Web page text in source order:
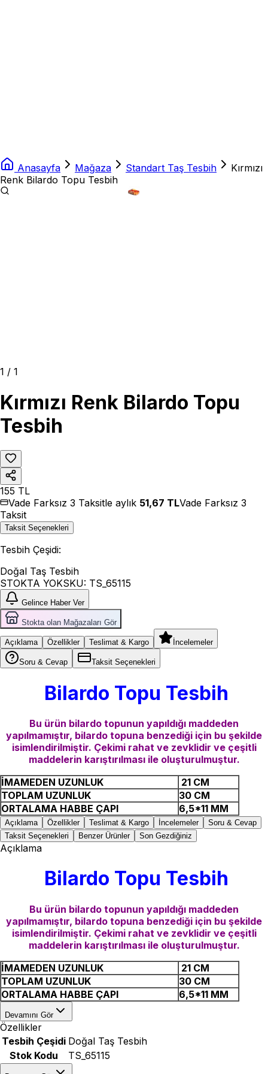
Anasayfa Mağaza Standart Taş Tesbih
Kırmızı
Renk Bilardo Topu Tesbih
1 / 1
Kırmızı Renk Bilardo Topu
Tesbih
155 TL
Vade Farksız 3 Taksitle aylık 51,67 TLVade Farksız 3
Taksit
Taksit Seçenekleri
Tesbih Çeşidi:
Doğal Taş Tesbih
STOKTA YOKSKU: TS_65115
Gelince Haber Ver
Stokta olan Mağazaları Gör
Açıklama Özellikler Teslimat & Kargo İncelemeler
Soru & Cevap Taksit Seçenekleri
Bilardo Topu Tesbih
Bu ürün bilardo topunun yapıldığı maddeden
yapılmamıştır, bilardo topuna benzediği için bu şekilde
isimlendirilmiştir. Çekimi rahat ve zevklidir ve çeşitli
maddelerin karıştırılması ile oluşturulmuştur.
İMAMEDEN UZUNLUK
21 CM
TOPLAM UZUNLUK
30 CM
ORTALAMA HABBE ÇAPI
6,5*11 MM
Açıklama Özellikler Teslimat & Kargo İncelemeler
Soru & Cevap
Taksit Seçenekleri
Benzer Ürünler Son Gezdiğiniz
Açıklama
Bilardo Topu Tesbih
Bu ürün bilardo topunun yapıldığı maddeden
yapılmamıştır, bilardo topuna benzediği için bu şekilde
isimlendirilmiştir. Çekimi rahat ve zevklidir ve çeşitli
maddelerin karıştırılması ile oluşturulmuştur.
İMAMEDEN UZUNLUK
21 CM
TOPLAM UZUNLUK
30 CM
ORTALAMA HABBE ÇAPI
6,5*11 MM
Devamını Gör
Özellikler
Tesbih Çeşidi Doğal Taş Tesbih
Stok Kodu
TS_65115